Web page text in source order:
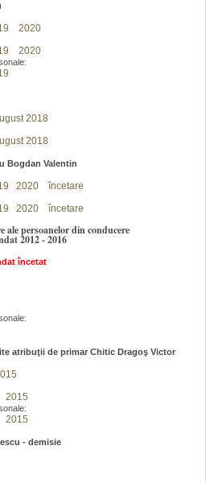
2020
2020
2018
2018
Bogdan Valentin
2020 încetare
2020 încetare
ale persoanelor din conducere
2012 - 2016
încetat
atribuţii de primar Chitic Dragoş Victor
2015
2015
- demisie